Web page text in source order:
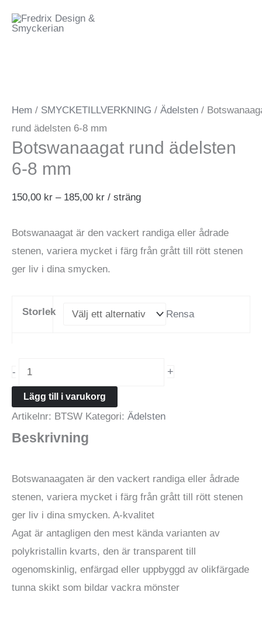
Hem / SMYCKETILLVERKNING / Ädelsten /
rund ädelsten 6-8 mm
Botswanaagat rund ädelsten
6-8 mm
150,00 kr – 185,00 krPrisintervall:
till
185,00 kr
/ sträng
Botswanaagat är den vackert randiga eller ådrade
stenen, variera mycket i färg från grått till rött stenen
ger liv i dina smycken.
Storlek Rensa
-
Botswanaagat
rund
ädelsten
6-
8
mängd
+
Lägg till i varukorg
Artikelnr: BTSW Kategori: Ädelsten
Beskrivning
Botswanaagaten är den vackert randiga eller ådrade
stenen, variera mycket i färg från grått till rött stenen
ger liv i dina smycken. A-kvalitet
Agat är antagligen den mest kända varianten av
polykristallin kvarts, den är transparent till
ogenomskinlig, enfärgad eller uppbyggd av olikfärgade
tunna skikt som bildar vackra mönster